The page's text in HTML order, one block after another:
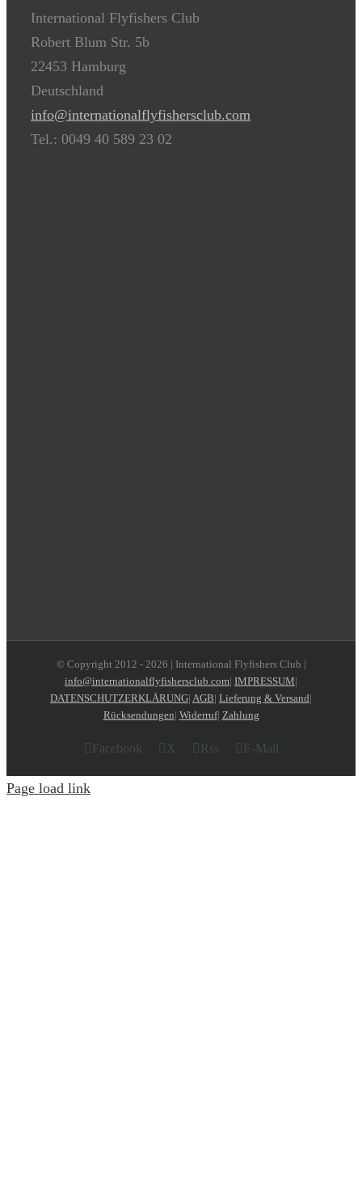
International Flyfishers Club
Robert Blum Str. 5b
22453 Hamburg
Deutschland
info@internationalflyfishersclub.com
Tel.: 0049 40 589 23 02
© Copyright 2012 - 2026 | International Flyfishers Club |
info@internationalflyfishersclub.com| IMPRESSUM|
DATENSCHUTZERKLÄRUNG| AGB| Lieferung & Versand|
Rücksendungen| Widerruf| Zahlung
Facebook X Rss E-Mail
Page load link